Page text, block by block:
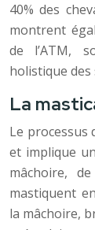
40% des
montrent
de l’ATM,
holistique des
La
Le processus
et implique
mâchoire,
mastiquent
la mâchoire,